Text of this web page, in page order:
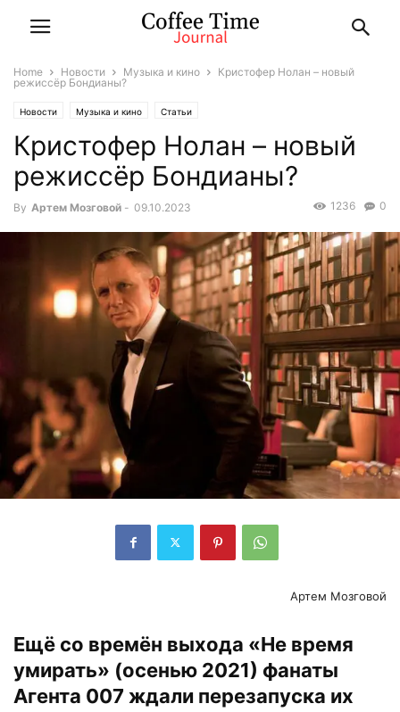
Home Новости Музыка и кино
Кристофер Нолан – новый
режиссёр Бондианы?
Новости Музыка и кино Статьи
Кристофер Нолан – новый
режиссёр Бондианы?
By Артем Мозговой - 09.10.2023 0
1236
Артем Мозговой
Ещё со времён выхода «Не время
умирать» (осенью 2021) фанаты
Агента 007 ждали перезапуска их